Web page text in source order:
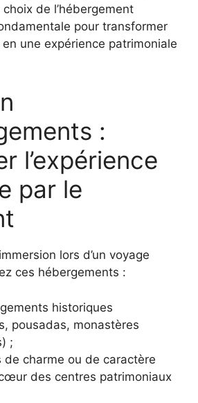
de l’hébergement
pour transformer
une expérience patrimoniale
:
l’expérience
par le
lors d’un voyage
ces hébergements :
historiques
pousadas, monastères
;
de charme ou de caractère
des centres patrimoniaux